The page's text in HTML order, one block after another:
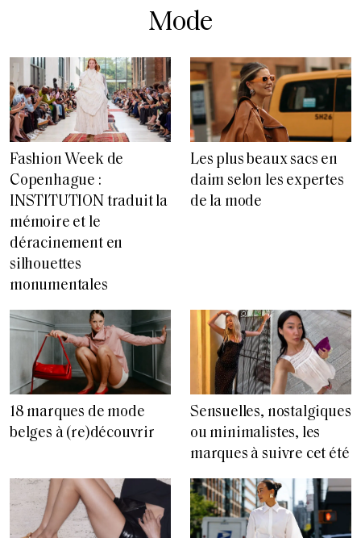
Mode
Fashion Week de
Copenhague :
INSTITUTION traduit la
mémoire et le
déracinement en
silhouettes
monumentales
Les plus beaux sacs en
daim selon les expertes
de la mode
18 marques de mode
belges à (re)découvrir
Sensuelles, nostalgiques
ou minimalistes, les
marques à suivre cet été